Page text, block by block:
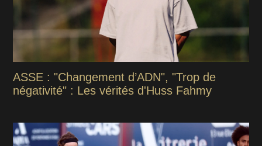
ASSE : "Changement d’ADN", "Trop de
négativité" : Les vérités d'Huss Fahmy